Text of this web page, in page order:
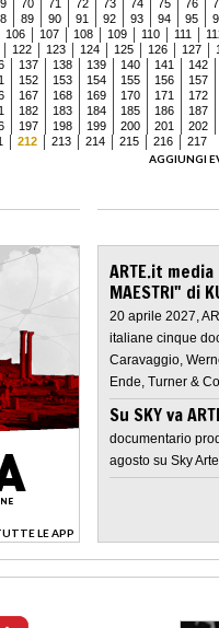
70 71 72 73 74 75 76
89 90 91 92 93 94 95
106 107 108 109 110 111
122 123 124 125 126 127
137 138 139 140 141
142
152 153 154 155 156
157
167 168 169 170 171
172
182 183 184 185 186
187
197 198 199 200 201
202
212 213 214 215 216
217
AGGIUNGI
LE APP
ARTE.it
MAESTRI" di
20 aprile 2027,
italiane cinque
Caravaggio,
Ende, Turner &
Su SKY va
documentario
agosto su Sky Arte